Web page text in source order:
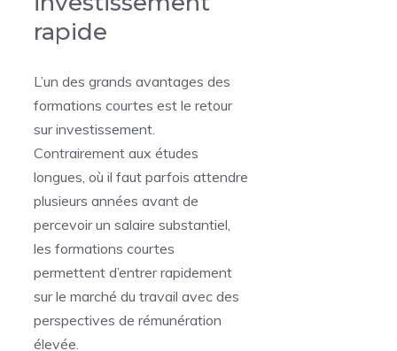
rapide
L’un des grands avantages des
formations courtes est le retour
sur investissement.
Contrairement aux études
longues, où il faut parfois attendre
plusieurs années avant de
percevoir un salaire substantiel,
les formations courtes
permettent d’entrer rapidement
sur le marché du travail avec des
perspectives de rémunération
élevée.